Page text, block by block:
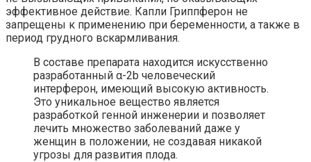
эффективное действие. Капли Гриппферон не
запрещены к применению при беременности, а также в
период грудного вскармливания.
В составе препарата находится искусственно
разработанный α-2b человеческий
интерферон, имеющий высокую активность.
Это уникальное вещество является
разработкой генной инженерии и позволяет
лечить множество заболеваний даже у
женщин в положении, не создавая никакой
угрозы для развития плода.